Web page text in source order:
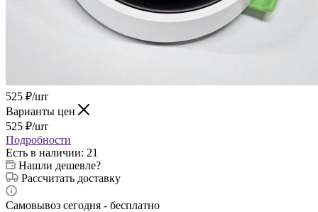
525 ₽/шт
Варианты цен
525 ₽/шт
Подробности
Есть в наличии: 21
Нашли дешевле?
Рассчитать доставку
Самовывоз сегодня - бесплатно